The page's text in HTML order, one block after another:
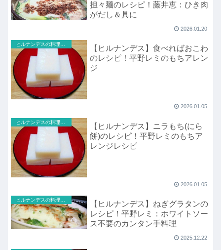
担々麺のレシピ！藤井恵：ひき肉
がだし＆具に
2026.01.20
【ヒルナンデス】食べればおこわ
のレシピ！平野レミのもちアレン
ジ
2026.01.05
【ヒルナンデス】ニラもち(にら
餅)のレシピ！平野レミのもちア
レンジレシピ
2026.01.05
【ヒルナンデス】ねぎグラタンの
レシピ！平野レミ：ホワイトソー
ス不要のカンタン手料理
2025.12.22